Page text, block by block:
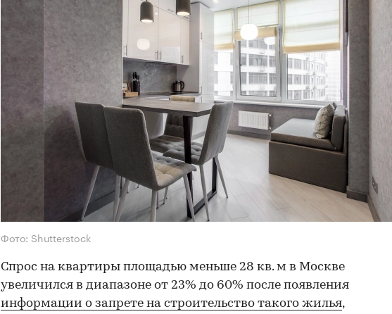
Фото: Shutterstock
Спрос на квартиры площадью меньше 28 кв. м в Москве
увеличился в диапазоне от 23% до 60% после появления
информации о запрете на строительство такого жилья,